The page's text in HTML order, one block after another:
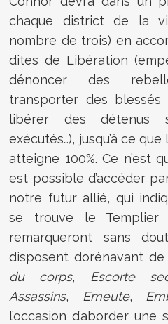
chaque district de la
nombre de trois) en
dites de Libération
dénoncer des
transporter des
libérer des détenus
exécutés…), jusqu’à ce
atteigne 100%. Ce n’est
est possible d’accéder
notre futur allié, qui
se trouve le
remarqueront sans
disposent dorénavant
du corps, Escorte
Assassins, Emeute,
l’occasion d’aborder